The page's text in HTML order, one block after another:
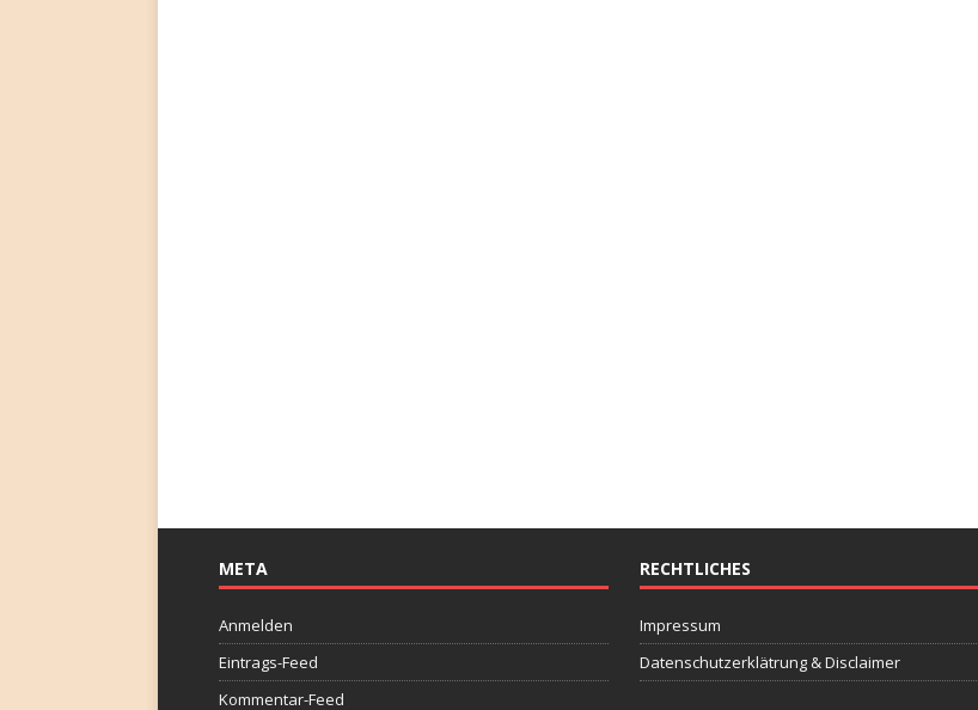
META
Anmelden
Eintrags-Feed
Kommentar-Feed
RECHTLICHES
Impressum
Datenschutzerklätrung & Disclaimer